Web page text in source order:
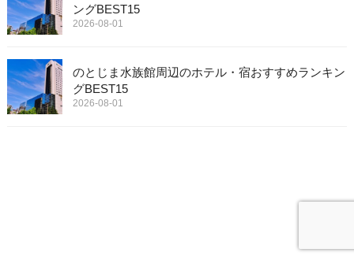
ングBEST15
2026-08-01
のとじま水族館周辺のホテル・宿おすすめランキン
グBEST15
2026-08-01